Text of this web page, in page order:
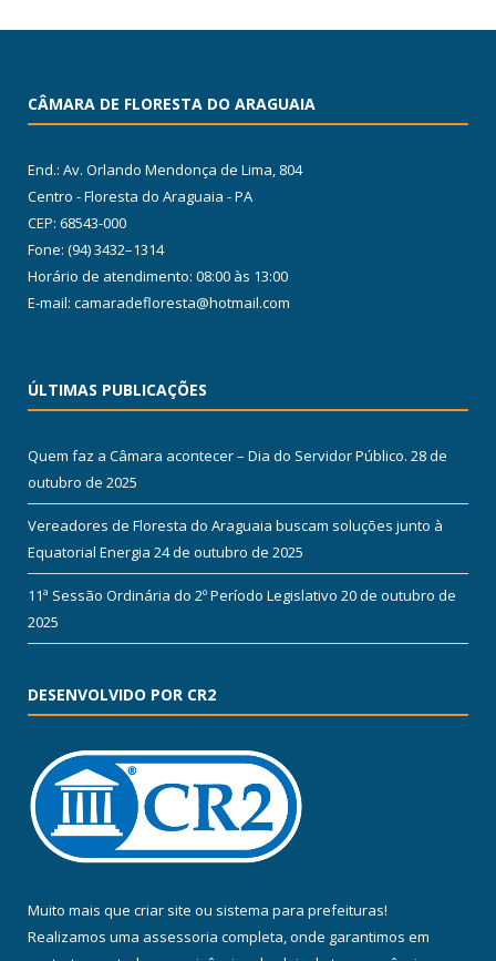
CÂMARA DE FLORESTA DO ARAGUAIA
End.: Av. Orlando Mendonça de Lima, 804
Centro - Floresta do Araguaia - PA
CEP: 68543-000
Fone: (94) 3432–1314
Horário de atendimento: 08:00 às 13:00
E-mail: camaradefloresta@hotmail.com
ÚLTIMAS PUBLICAÇÕES
Quem faz a Câmara acontecer – Dia do Servidor Público. 28 de
outubro de 2025
Vereadores de Floresta do Araguaia buscam soluções junto à
Equatorial Energia 24 de outubro de 2025
11ª Sessão Ordinária do 2º Período Legislativo 20 de outubro de
2025
DESENVOLVIDO POR CR2
Muito mais que criar site ou sistema para prefeituras!
Realizamos uma assessoria completa, onde garantimos em